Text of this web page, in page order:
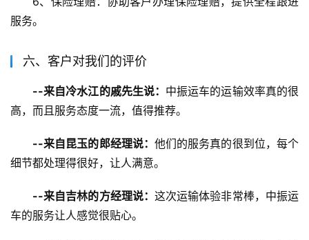
服务。
六、客户对我们的评价
--来自冷水江的戚先生说： 中振运车的运输效率真的很
高，而且服务态度一流，值得推荐。
--来自昆玉的郎经理说： 他们的服务真的很到位，每个
细节都处理得很好，让人满意。
--来自吉林的方经理说： 这次运输体验非常棒，中振运
车的服务让人感觉很贴心。